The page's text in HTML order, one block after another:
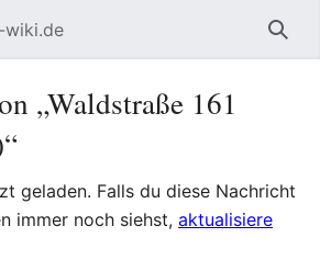
wiki.de
„Waldstraße 161
geladen. Falls du diese Nachricht
immer noch siehst, aktualisiere